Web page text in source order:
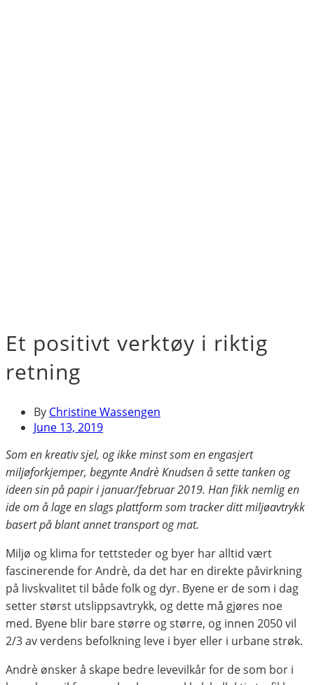
Et positivt verktøy i riktig
retning
By Christine Wassengen
June 13, 2019
Som en kreativ sjel, og ikke minst som en engasjert
miljøforkjemper, begynte Andrè Knudsenå sette tanken og
ideen sin på papir i januar/februar 2019. Han fikk nemlig en
ide om å lage en slags plattform som tracker ditt miljøavtrykk
basert på blant annet transport og mat.
Miljø og klima for tettsteder og byer har alltid vært
fascinerende for Andrè, da det har en direkte påvirkning
på livskvalitet til både folk og dyr. Byene er de som i dag
setter størst utslippsavtrykk, og dette må gjøres noe
med. Byene blir bare større og større, og innen 2050 vil
2/3 av verdens befolkning leve i byer eller i urbane strøk.
Andrè ønsker å skape bedre levevilkår for de som bor i